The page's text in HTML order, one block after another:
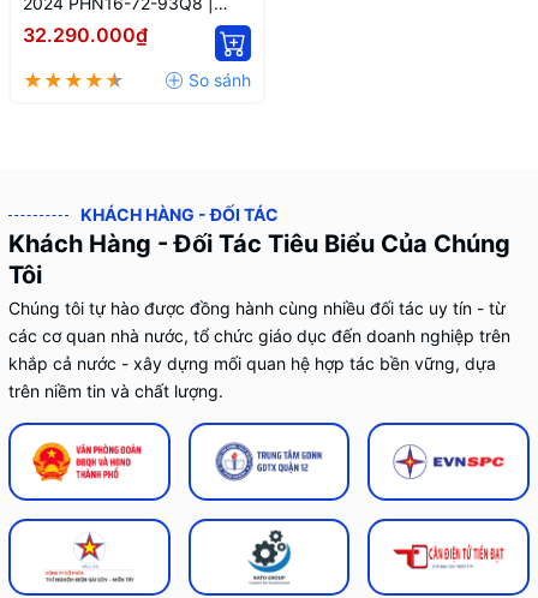
Core i9-14900HX, 16GB,
1TB, RTX 4060 8GB, 16'' 2K+
180Hz
32.290.000₫
KHÁCH HÀNG - ĐỐI TÁC
Khách Hàng - Đối Tác Tiêu Biểu Của Chúng
Tôi
Chúng tôi tự hào được đồng hành cùng nhiều đối tác uy tín - từ
các cơ quan nhà nước, tổ chức giáo dục đến doanh nghiệp trên
khắp cả nước - xây dựng mối quan hệ hợp tác bền vững, dựa
trên niềm tin và chất lượng.